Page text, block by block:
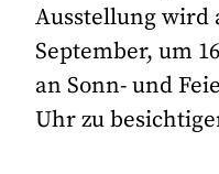
Ausstellung wird
September, um
an Sonn- und
Uhr zu